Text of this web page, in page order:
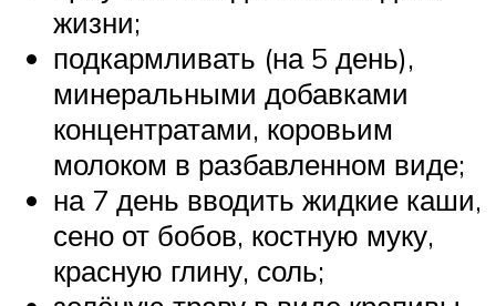
жизни;
подкармливать (на 5 день),
минеральными добавками
концентратами, коровьим
молоком в разбавленном виде;
на 7 день вводить жидкие каши,
сено от бобов, костную муку,
красную глину, соль;